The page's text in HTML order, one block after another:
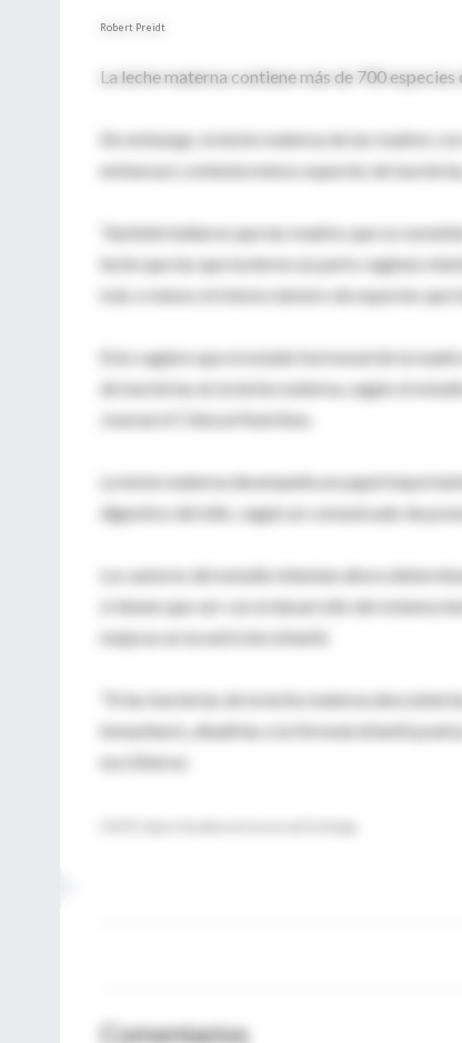
Robert Preidt
La leche materna contiene más de 700
Sin embargo, la leche materna de las madres
embarazo contenía menos especies de
También hallaron que las madres que se
leche que las que tuvieron un parto vaginal,
más o menos el mismo número de especies
Esto sugiere que el estado hormonal de la
de bacterias en la leche materna, según el
Journal of Clinical Nutrition.
La leche materna desempeña un papel
digestivo del niño, según un comunicado de
Los autores del estudio intentan ahora
si tienen que ver con el desarrollo del sistema
mejoras en la nutrición infantil.
"Si las bacterias de la leche materna
inmunitario, añadirlas a la fórmula infantil
escribieron.
Comentarios